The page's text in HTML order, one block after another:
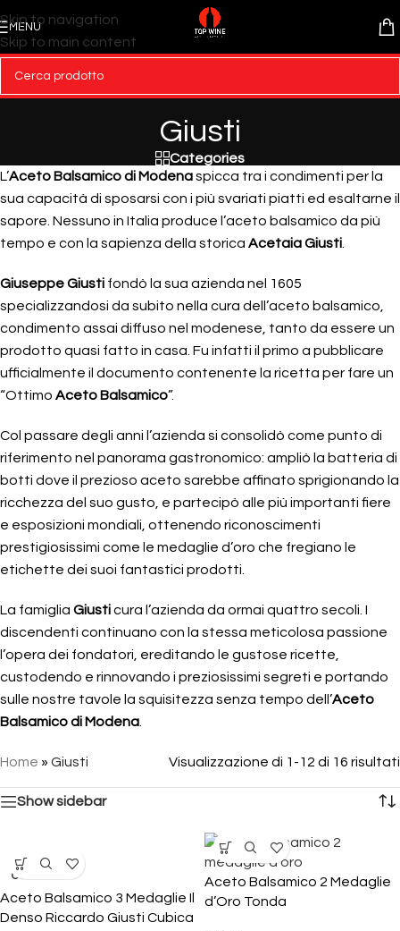
Skip to navigation
Skip to main content
MENU
Giusti
Categories
L’Aceto Balsamico di Modenaspicca tra i condimenti per la
sua capacità di sposarsi con i più svariati piatti ed esaltarne il
sapore. Nessuno in Italia produce l’aceto balsamico da più
tempo e con la sapienza della storica Acetaia Giusti
Giuseppe Giusti fondò la sua azienda nel 1605
specializzandosi da subito nella cura dell’aceto balsamico,
condimento assai diffuso nel modenese, tanto da essere un
prodotto quasi fatto in casa. Fu infatti il primo a pubblicare
ufficialmente il documento contenente la ricetta per fare un
“Ottimo Aceto Balsamico”.
Col passare degli anni l’azienda si consolidò come punto di
riferimento nel panorama gastronomico: ampliò la batteria di
botti dove il prezioso aceto sarebbe affinato sprigionando la
ricchezza del suo gusto, e partecipò alle più importanti fiere
e esposizioni mondiali, ottenendo riconoscimenti
prestigiosissimi come le medaglie d’oro che fregiano le
etichette dei suoi fantastici prodotti.
La famiglia Giusticura l’azienda da ormai quattro secoli. I
discendenti continuano con la stessa meticolosa passione
l’opera dei fondatori, ereditando le gustose ricette,
custodendo e rinnovando i preziosissimi segreti e portando
sulle nostre tavole la squisitezza senza tempo dell’Aceto
Balsamico di Modena
Home » Giusti Visualizzazione di 1-12 di 16 risultati
Show sidebar
SOLD
OUT
Aceto Balsamico 3 Medaglie Il
Denso Riccardo Giusti Cubica
Aceto Balsamico 2 Medaglie
d’Oro Tonda